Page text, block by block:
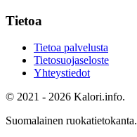
Tietoa
Tietoa palvelusta
Tietosuojaseloste
Yhteystiedot
© 2021 - 2026 Kalori.info.
Suomalainen ruokatietokanta.